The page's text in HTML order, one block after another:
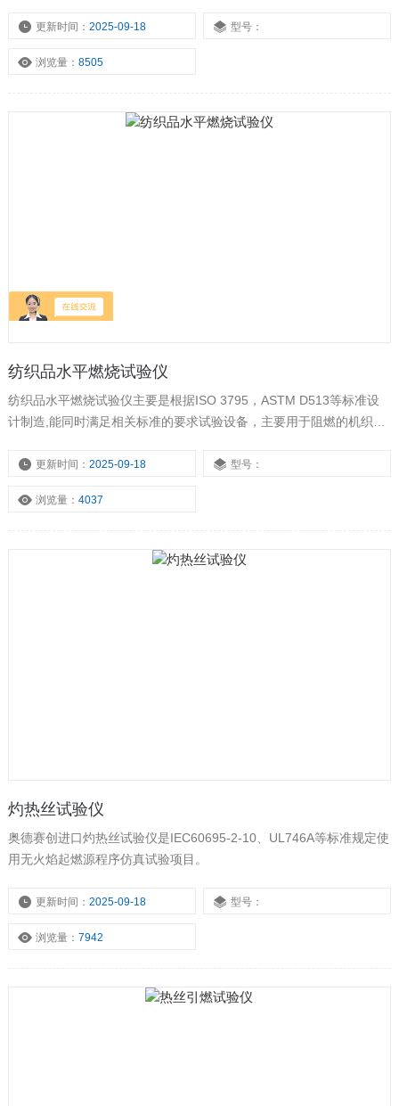
更新时间： 2025-09-18 型号：
浏览量： 8505
纺织品水平燃烧试验仪
纺织品水平燃烧试验仪主要是根据ISO 3795，ASTM D513等标准设
计制造,能同时满足相关标准的要求试验设备，主要用于阻燃的机织
水平方向火焰蔓延。
更新时间： 2025-09-18 型号：
浏览量： 4037
灼热丝试验仪
奥德赛创进口灼热丝试验仪是IEC60695-2-10、UL746A等标准规定使
用无火焰起燃源程序仿真试验项目。
更新时间： 2025-09-18 型号：
浏览量： 7942